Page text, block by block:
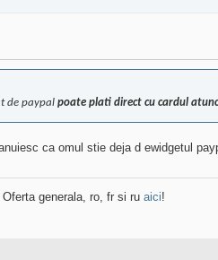
de paypal poate plati direct cu cardul
ca omul stie deja d ewidgetul
Oferta generala, ro, fr si ru aici!